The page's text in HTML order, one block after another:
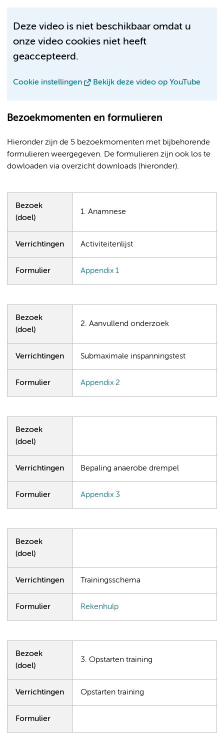
Deze video is niet beschikbaar omdat u
onze video cookies niet heeft
geaccepteerd.
Cookie instellingen Bekijk deze video op YouTube
Bezoekmomenten en formulieren
Hieronder zijn de 5 bezoekmomenten met bijbehorende
formulieren weergegeven. De formulieren zijn ook los te
dowloaden via overzicht downloads (hieronder).
Bezoek
(doel)
1. Anamnese
Verrichtingen Activiteitenlijst
Formulier Appendix 1
Bezoek
(doel)
2. Aanvullend onderzoek
Verrichtingen Submaximale inspanningstest
Formulier Appendix 2
Bezoek
(doel)
Verrichtingen Bepaling anaerobe drempel
Formulier Appendix 3
Bezoek
(doel)
Verrichtingen Trainingsschema
Formulier Rekenhulp
Bezoek
(doel)
3. Opstarten training
Verrichtingen Opstarten training
Formulier